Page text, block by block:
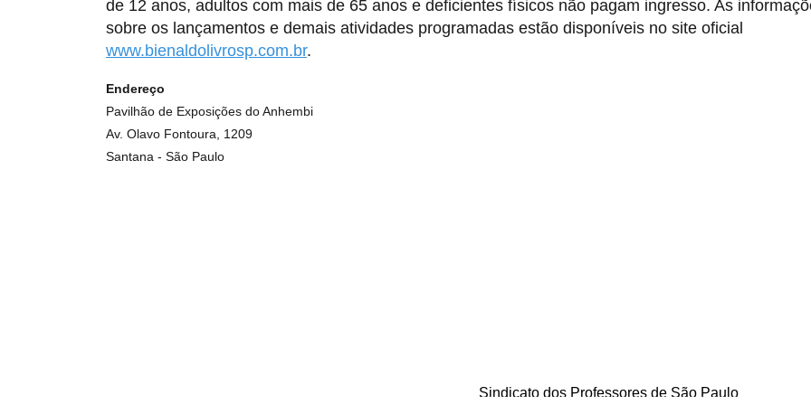
de 12 anos, adultos com mais de 65 anos e deficientes físicos não pagam ingresso. As
sobre os lançamentos e demais atividades programadas estão disponíveis no site oficial
www.bienaldolivrosp.com.br.
Endereço
Pavilhão de Exposições do Anhembi
Av. Olavo Fontoura, 1209
Santana - São Paulo
Sindicato dos Professores de São Paulo